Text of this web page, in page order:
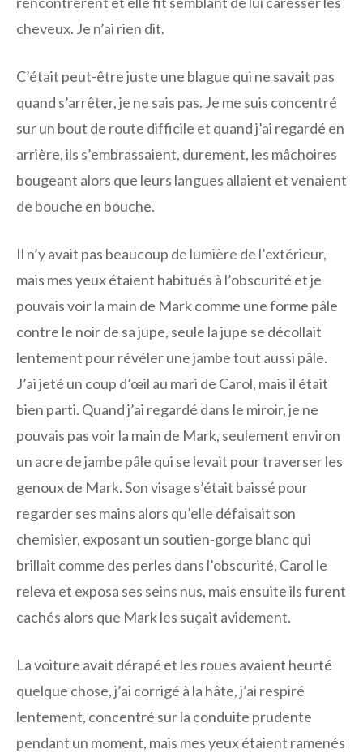
cheveux. Je n’ai rien dit.
C’était peut-être juste une blague qui ne savait pas
quand s’arrêter, je ne sais pas. Je me suis concentré
sur un bout de route difficile et quand j’ai regardé en
arrière, ils s’embrassaient, durement, les mâchoires
bougeant alors que leurs langues allaient et venaient
de bouche en bouche.
Il n’y avait pas beaucoup de lumière de l’extérieur,
mais mes yeux étaient habitués à l’obscurité et je
pouvais voir la main de Mark comme une forme pâle
contre le noir de sa jupe, seule la jupe se décollait
lentement pour révéler une jambe tout aussi pâle.
J’ai jeté un coup d’œil au mari de Carol, mais il était
bien parti. Quand j’ai regardé dans le miroir, je ne
pouvais pas voir la main de Mark, seulement environ
un acre de jambe pâle qui se levait pour traverser les
genoux de Mark. Son visage s’était baissé pour
regarder ses mains alors qu’elle défaisait son
chemisier, exposant un soutien-gorge blanc qui
brillait comme des perles dans l’obscurité, Carol le
releva et exposa ses seins nus, mais ensuite ils furent
cachés alors que Mark les suçait avidement.
La voiture avait dérapé et les roues avaient heurté
quelque chose, j’ai corrigé à la hâte, j’ai respiré
lentement, concentré sur la conduite prudente
pendant un moment, mais mes yeux étaient ramenés